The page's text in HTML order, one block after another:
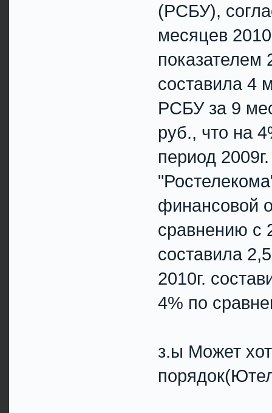
(РСБУ),
месяцев
показателем
составила 4
РСБУ за 9
руб., что на
период
финансовой
сравнению с
составила
2010г.
4% по
з.ы Может